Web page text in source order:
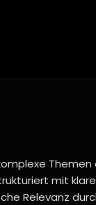
mit
Relevanz